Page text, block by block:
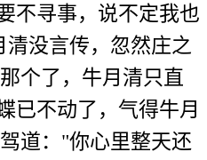
不寻事，说不定我也
没言传，忽然庄之
个了，牛月清只直
已不动了，气得牛月
道："你心里整天还